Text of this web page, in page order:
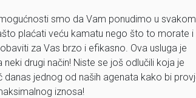
smo da Vam ponudimo u svakom
plaćati veću kamatu nego što to morate i
za Vas brzo i efikasno. Ova usluga je
drugi način! Niste se još odlučili koja je
jednog od naših agenata kako bi
iznosa!